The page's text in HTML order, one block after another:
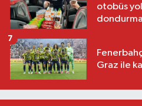
otobüs
Graz ile
7